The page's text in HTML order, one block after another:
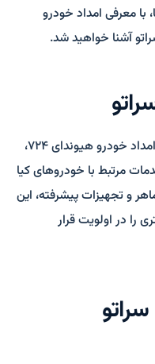
با معرفی امداد خودرو
تعمیرگاه کیا سراتو، به عنوان بخشی از امداد خودرو هیوندای ۷۲۴،
مرتبط با خودروهای کیا
و تجهیزات پیشرفته، این
را در اولویت قرار